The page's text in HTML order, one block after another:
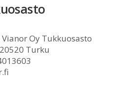
Vianor Oy Tukkuosasto
Turku